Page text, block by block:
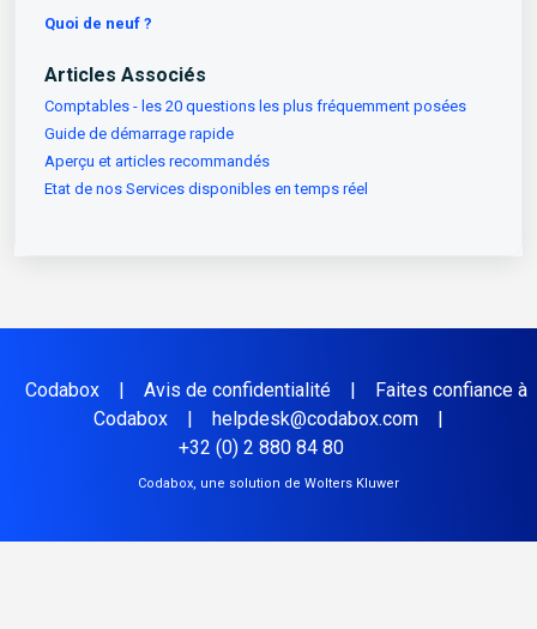
Quoi de neuf ?
Articles Associés
Comptables - les 20 questions les plus fréquemment posées
Guide de démarrage rapide
Aperçu et articles recommandés
Etat de nos Services disponibles en temps réel
Codabox | Avis de confidentialité |
Faites confiance à
Codabox
| helpdesk@codabox.com
|
+32 (0) 2 880 84 80
Codabox, une solution de Wolters Kluwer